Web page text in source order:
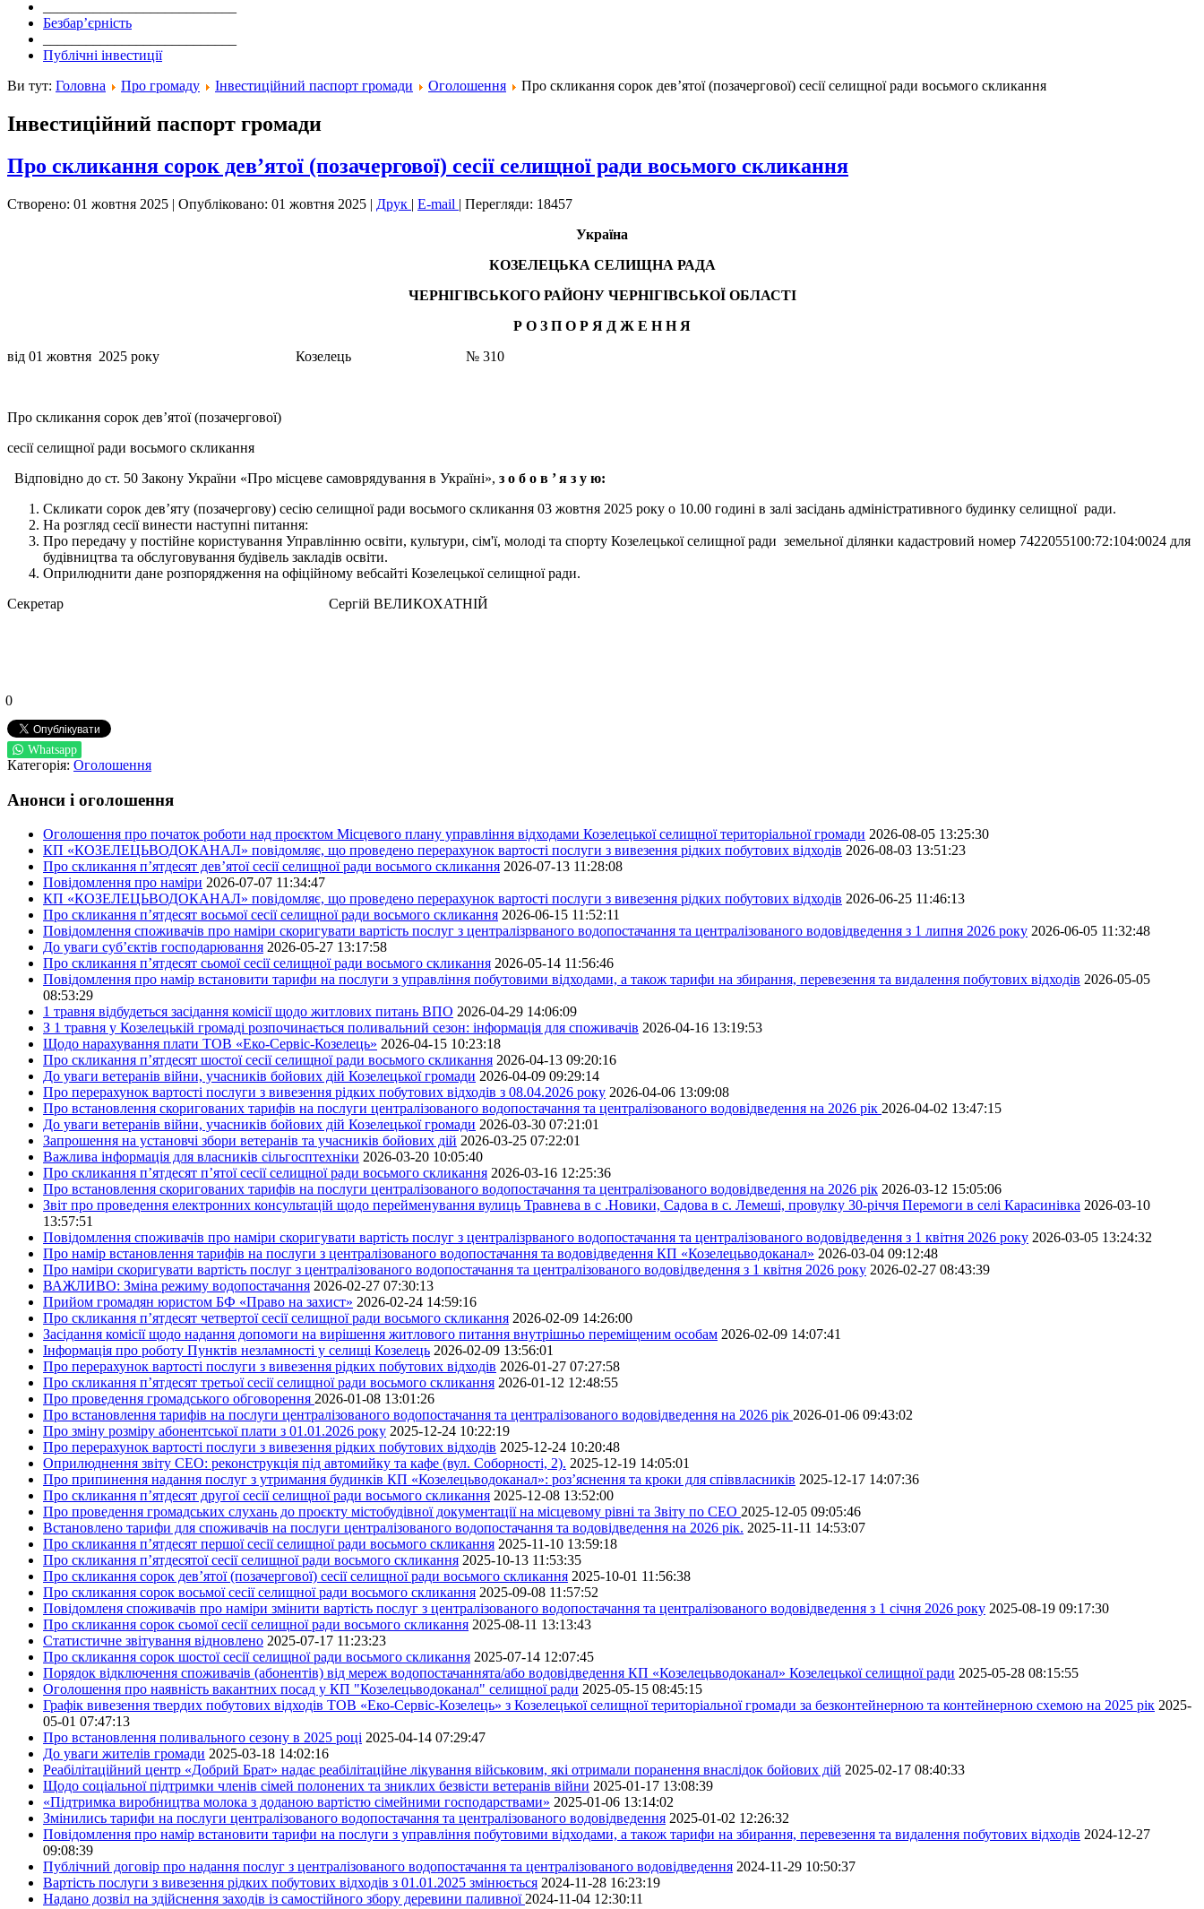
Безбар’єрність
Публічні інвестиції
Ви тут: Головна Про громаду Інвестиційний паспорт громади Оголошення Про скликання сорок дев’ятої (позачергової) сесії селищної ради восьмого скликання
Інвестиційний паспорт громади
Про скликання сорок дев’ятої (позачергової) сесії селищної ради восьмого скликання
Створено: 01 жовтня 2025 | Опубліковано: 01 жовтня 2025 | Друк | E-mail | Перегляди: 18457
Україна
КОЗЕЛЕЦЬКА СЕЛИЩНА РАДА
ЧЕРНІГІВСЬКОГО РАЙОНУ ЧЕРНІГІВСЬКОЇ ОБЛАСТІ
Р О З П О Р Я Д Ж Е ННЯ
від 01 жовтня 2025 року Козелець № 310
Про скликання сорок дев’ятої (позачергової)
сесії селищної ради восьмого скликання
Відповідно до ст. 50 Закону України «Про місцеве самоврядування в Україні», з о б о в ’я з у ю:
Скликати сорок дев’яту (позачергову) сесію селищної ради восьмого скликання 03 жовтня 2025 року о 10.00 годині в залі засідань адміністративного будинку селищної ради.
На розгляд сесії винести наступні питання:
Про передачу у постійне користування Управлінню освіти, культури, сім'ї, молоді та спорту Козелецької селищної ради земельної ділянки кадастровий номер 7422055100:72:104:0024 для
будівництва та обслуговування будівель закладів освіти.
Оприлюднити дане розпорядження на офіційному вебсайті Козелецької селищної ради.
Секретар Сергій ВЕЛИКОХАТНІЙ
0
Whatsapp
Категорія: Оголошення
Анонси і оголошення
Оголошення про початок роботи над проєктом Місцевого плану управління відходами Козелецької селищної територіальної громади 2026-08-05 13:25:30
КП «КОЗЕЛЕЦЬВОДОКАНАЛ» повідомляє, що проведено перерахунок вартості послуги з вивезення рідких побутових відходів 2026-08-03 13:51:23
Про скликання п’ятдесят дев’ятої сесії селищної ради восьмого скликання 2026-07-13 11:28:08
Повідомлення про наміри 2026-07-07 11:34:47
КП «КОЗЕЛЕЦЬВОДОКАНАЛ» повідомляє, що проведено перерахунок вартості послуги з вивезення рідких побутових відходів 2026-06-25 11:46:13
Про скликання п’ятдесят восьмої сесії селищної ради восьмого скликання 2026-06-15 11:52:11
Повідомлення споживачів про наміри скоригувати вартість послуг з централізрваного водопостачання та централізованого водовідведення з 1 липня 2026 року 2026-06-05 11:32:48
До уваги суб’єктів господарювання 2026-05-27 13:17:58
Про скликання п’ятдесят сьомої сесії селищної ради восьмого скликання 2026-05-14 11:56:46
Повідомлення про намір встановити тарифи на послуги з управління побутовими відходами, а також тарифи на збирання, перевезення та видалення побутових відходів 2026-05-05
08:53:29
1 травня відбудеться засідання комісії щодо житлових питань ВПО 2026-04-29 14:06:09
З 1 травня у Козелецькій громаді розпочинається поливальний сезон: інформація для споживачів 2026-04-16 13:19:53
Щодо нарахування плати ТОВ «Еко-Сервіс-Козелець» 2026-04-15 10:23:18
Про скликання п’ятдесят шостої сесії селищної ради восьмого скликання 2026-04-13 09:20:16
До уваги ветеранів війни, учасників бойових дій Козелецької громади 2026-04-09 09:29:14
Про перерахунок вартості послуги з вивезення рідких побутових відходів з 08.04.2026 року 2026-04-06 13:09:08
Про встановлення скоригованих тарифів на послуги централізованого водопостачання та централізованого водовідведення на 2026 рік 2026-04-02 13:47:15
До уваги ветеранів війни, учасників бойових дій Козелецької громади 2026-03-30 07:21:01
Запрошення на установчі збори ветеранів та учасників бойових дій 2026-03-25 07:22:01
Важлива інформація для власників сільгосптехніки 2026-03-20 10:05:40
Про скликання п’ятдесят п’ятої сесії селищної ради восьмого скликання 2026-03-16 12:25:36
Про встановлення скоригованих тарифів на послуги централізованого водопостачання та централізованого водовідведення на 2026 рік 2026-03-12 15:05:06
Звіт про проведення електронних консультацій щодо перейменування вулиць Травнева в с .Новики, Садова в с. Лемеші, провулку 30-річчя Перемоги в селі Карасинівка 2026-03-10
13:57:51
Повідомлення споживачів про наміри скоригувати вартість послуг з централізрваного водопостачання та централізованого водовідведення з 1 квітня 2026 року 2026-03-05 13:24:32
Про намір встановлення тарифів на послуги з централізованого водопостачання та водовідведення КП «Козелецьводоканал» 2026-03-04 09:12:48
Про наміри скоригувати вартість послуг з централізованого водопостачання та централізованого водовідведення з 1 квітня 2026 року 2026-02-27 08:43:39
ВАЖЛИВО: Зміна режиму водопостачання 2026-02-27 07:30:13
Прийом громадян юристом БФ «Право на захист» 2026-02-24 14:59:16
Про скликання п’ятдесят четвертої сесії селищної ради восьмого скликання 2026-02-09 14:26:00
Засідання комісії щодо надання допомоги на вирішення житлового питання внутрішньо переміщеним особам 2026-02-09 14:07:41
Інформація про роботу Пунктів незламності у селищі Козелець 2026-02-09 13:56:01
Про перерахунок вартості послуги з вивезення рідких побутових відходів 2026-01-27 07:27:58
Про скликання п’ятдесят третьої сесії селищної ради восьмого скликання 2026-01-12 12:48:55
Про проведення громадського обговорення 2026-01-08 13:01:26
Про встановлення тарифів на послуги централізованого водопостачання та централізованого водовідведення на 2026 рік 2026-01-06 09:43:02
Про зміну розміру абонентської плати з 01.01.2026 року 2025-12-24 10:22:19
Про перерахунок вартості послуги з вивезення рідких побутових відходів 2025-12-24 10:20:48
Оприлюднення звіту СЕО: реконструкція під автомийку та кафе (вул. Соборності, 2). 2025-12-19 14:05:01
Про припинення надання послуг з утримання будинків КП «Козелецьводоканал»: роз’яснення та кроки для співвласників 2025-12-17 14:07:36
Про скликання п’ятдесят другої сесії селищної ради восьмого скликання 2025-12-08 13:52:00
Про проведення громадських слухань до проєкту містобудівної документації на місцевому рівні та Звіту по СЕО 2025-12-05 09:05:46
Встановлено тарифи для споживачів на послуги централізованого водопостачання та водовідведення на 2026 рік. 2025-11-11 14:53:07
Про скликання п’ятдесят першої сесії селищної ради восьмого скликання 2025-11-10 13:59:18
Про скликання п’ятдесятої сесії селищної ради восьмого скликання 2025-10-13 11:53:35
Про скликання сорок дев’ятої (позачергової) сесії селищної ради восьмого скликання 2025-10-01 11:56:38
Про скликання сорок восьмої сесії селищної ради восьмого скликання 2025-09-08 11:57:52
Повідомленя споживачів про наміри змінити вартість послуг з централізованого водопостачання та централізованого водовідведення з 1 січня 2026 року 2025-08-19 09:17:30
Про скликання сорок сьомої сесії селищної ради восьмого скликання 2025-08-11 13:13:43
Статистичне звітування відновлено 2025-07-17 11:23:23
Про скликання сорок шостої сесії селищної ради восьмого скликання 2025-07-14 12:07:45
Порядок відключення споживачів (абонентів) від мереж водопостачаннята/або водовідведення КП «Козелецьводоканал» Козелецької селищної ради 2025-05-28 08:15:55
Оголошення про наявність вакантних посад у КП "Козелецьводоканал" селищної ради 2025-05-15 08:45:15
Графік вивезення твердих побутових відходів ТОВ «Еко-Сервіс-Козелець» з Козелецької селищної територіальної громади за безконтейнерною та контейнерною схемою на 2025 рік 2025-
05-01 07:47:13
Про встановлення поливального сезону в 2025 році 2025-04-14 07:29:47
До уваги жителів громади 2025-03-18 14:02:16
Реабілітаційний центр «Добрий Брат» надає реабілітаційне лікування військовим, які отримали поранення внаслідок бойових дій 2025-02-17 08:40:33
Щодо соціальної підтримки членів сімей полонених та зниклих безвісти ветеранів війни 2025-01-17 13:08:39
«Підтримка виробництва молока з доданою вартістю сімейними господарствами» 2025-01-06 13:14:02
Змінились тарифи на послуги централізованого водопостачання та централізованого водовідведення 2025-01-02 12:26:32
Повідомлення про намір встановити тарифи на послуги з управління побутовими відходами, а також тарифи на збирання, перевезення та видалення побутових відходів 2024-12-27
09:08:39
Публічний договір про надання послуг з централізованого водопостачання та централізованого водовідведення 2024-11-29 10:50:37
Вартість послуги з вивезення рідких побутових відходів з 01.01.2025 змінюється 2024-11-28 16:23:19
Надано дозвіл на здійснення заходів із самостійного збору деревини паливної 2024-11-04 12:30:11